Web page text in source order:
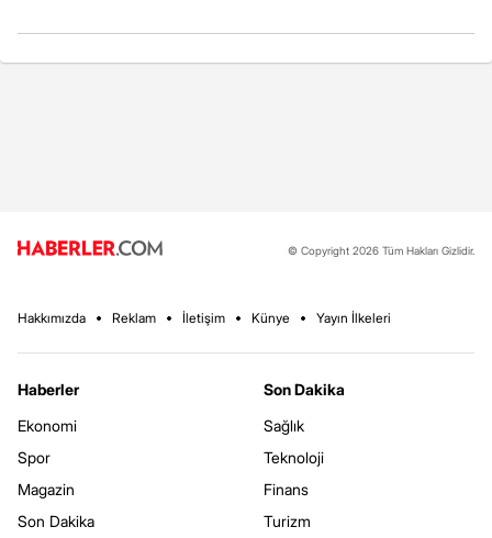
© Copyright 2026 Tüm Hakları Gizlidir.
Hakkımızda Reklam İletişim Künye Yayın İlkeleri
Haberler
Ekonomi
Spor
Magazin
Son Dakika
Son Dakika
Sağlık
Teknoloji
Finans
Turizm